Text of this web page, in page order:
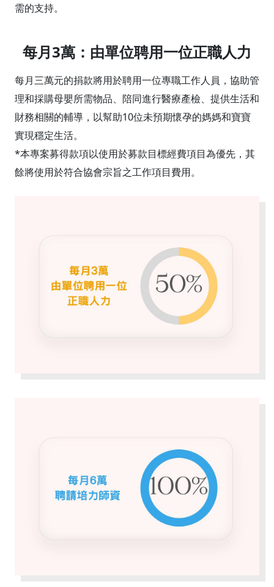
需的支持。
每月3萬：由單位聘用一位正職人力
每月三萬元的捐款將用於聘用一位專職工作人員，協助管
理和採購母嬰所需物品、陪同進行醫療產檢、提供生活和
財務相關的輔導，以幫助10位未預期懷孕的媽媽和寶寶
實現穩定生活。
*本專案募得款項以使用於募款目標經費項目為優先，其
餘將使用於符合協會宗旨之工作項目費用。